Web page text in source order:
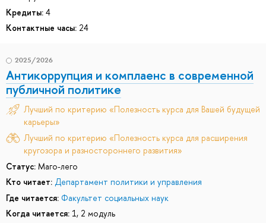
Кредиты: 4
Контактные часы: 24
2025/2026
Антикоррупция и комплаенс в современной
публичной политике
Лучший по критерию «Полезность курса для Вашей будущей
карьеры»
Лучший по критерию «Полезность курса для расширения
кругозора и разностороннего развития»
Статус: Маго-лего
Кто читает: Департамент политики и управления
Где читается: Факультет социальных наук
Когда читается: 1, 2 модуль